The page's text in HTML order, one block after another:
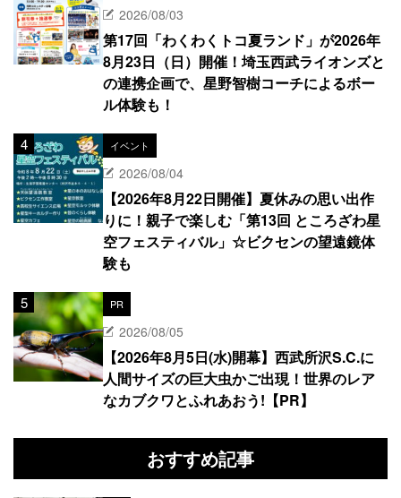
2026/08/03
第17回「わくわくトコ夏ランド」が2026年
8月23日（日）開催！埼玉西武ライオンズと
の連携企画で、星野智樹コーチによるボー
ル体験も！
イベント
2026/08/04
【2026年8月22日開催】夏休みの思い出作
りに！親子で楽しむ「第13回 ところざわ星
空フェスティバル」☆ビクセンの望遠鏡体
験も
PR
2026/08/05
【2026年8月5日(水)開幕】西武所沢S.C.に
人間サイズの巨大虫かご出現！世界のレア
なカブクワとふれあおう!【PR】
おすすめ記事